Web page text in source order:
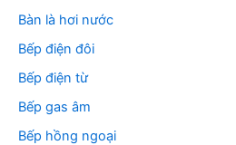
Bàn là hơi nước
Bếp điện đôi
Bếp điện từ
Bếp gas âm
Bếp hồng ngoại